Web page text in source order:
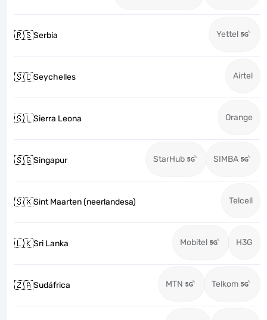
🇷🇸Serbia Yettel
🇸🇨Seychelles Airtel
🇸🇱Sierra Leona Orange
🇸🇬Singapur StarHub SIMBA
🇸🇽Sint Maarten (neerlandesa) Telcell
🇱🇰Sri Lanka Mobitel H3G
🇿🇦Sudáfrica MTN Telkom